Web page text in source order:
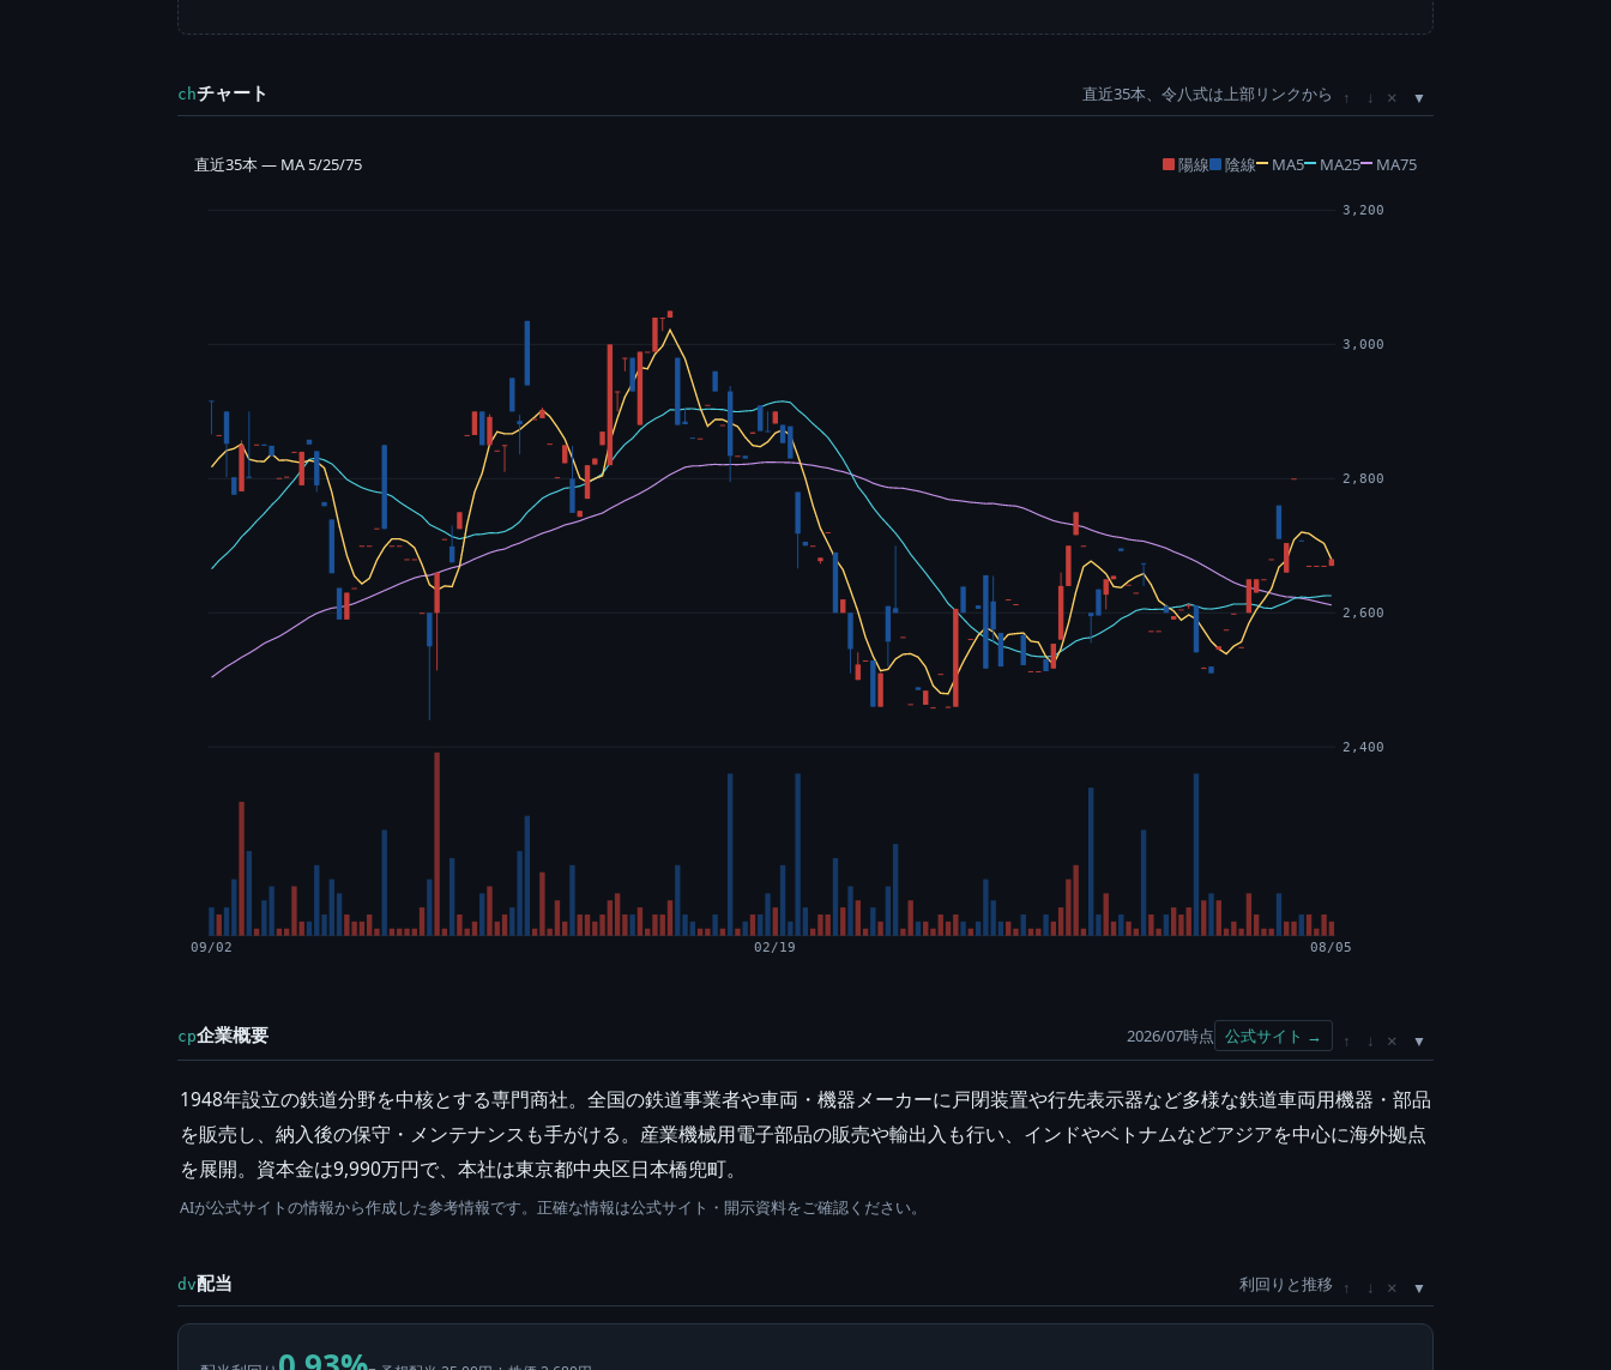
chチャート 直近35本、令八式は上部リンクから ↑ ↓ ×
直近35本 — MA 5/25/75 陽線 陰線 MA5 MA25 MA75
2,400
2,600
2,800
3,000
3,200
09/02 02/19 08/05
cp企業概要 2026/07時点 公式サイト → ↑ ↓ ×
1948年設立の鉄道分野を中核とする専門商社。全国の鉄道事業者や車両・機器メーカーに戸閉装置や行先表示器など多様な鉄道車両用機器・部品
を販売し、納入後の保守・メンテナンスも手がける。産業機械用電子部品の販売や輸出入も行い、インドやベトナムなどアジアを中心に海外拠点
を展開。資本金は9,990万円で、本社は東京都中央区日本橋兜町。
AIが公式サイトの情報から作成した参考情報です。正確な情報は公式サイト・開示資料をご確認ください。
dv配当 利回りと推移 ↑ ↓ ×